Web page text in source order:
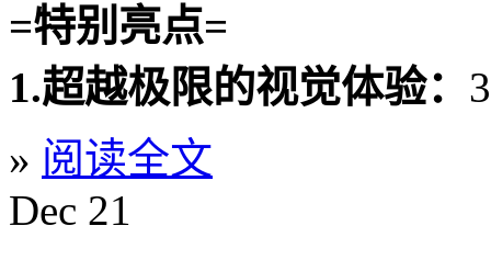
=特别亮点=
1.超越极限的视觉体验：
» 阅读全文
Dec 21